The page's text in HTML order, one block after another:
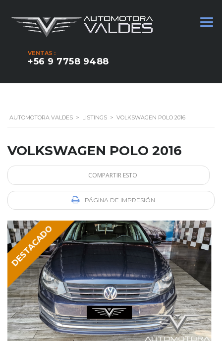
VENTAS :
+56 9 7758 9488
AUTOMOTORA VALDES > LISTINGS > VOLKSWAGEN POLO 2016
VOLKSWAGEN POLO 2016
COMPARTIR ESTO
PÁGINA DE IMPRESIÓN
DESTACADO